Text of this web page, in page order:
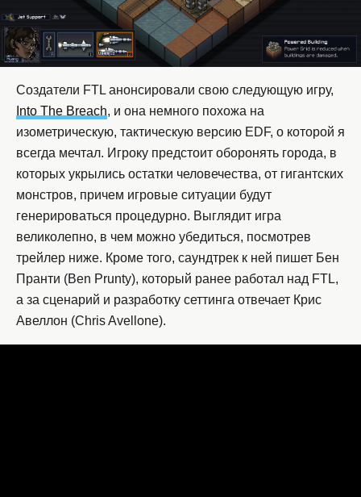
Создатели FTL анонсировали свою следующую игру,
Into The Breach, и она немного похожа на
изометрическую, тактическую версию EDF, о которой я
всегда мечтал. Игроку предстоит оборонять города, в
которых укрылись остатки человечества, от гигантских
монстров, причем игровые ситуации будут
генерироваться процедурно. Выглядит игра
великолепно, в чем можно убедиться, посмотрев
трейлер ниже. Кроме того, саундтрек к ней пишет Бен
Пранти (Ben Prunty), который ранее работал над FTL,
а за сценарий и разработку сеттинга отвечает Крис
Авеллон (Chris Avellone).